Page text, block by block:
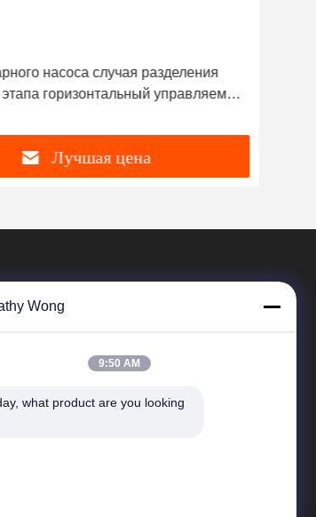
насоса случая разделения
горизонтальный управляемый
Лучшая цена
Быстрые Ссылки
Wong
9:50 AM
what product are you looking